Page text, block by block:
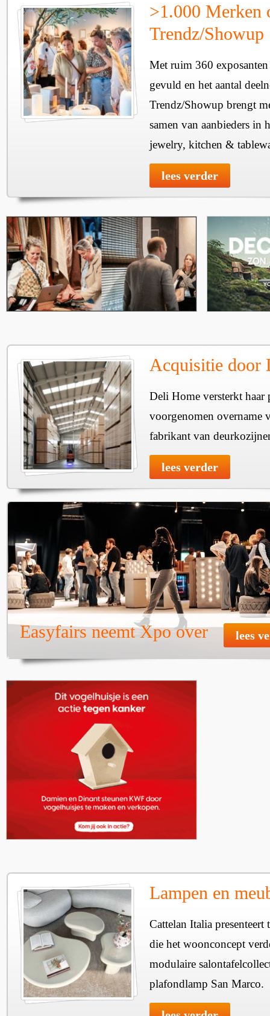
>1.000 Merken
Trendz/Showup
Met ruim 360
gevuld en het aantal
Trendz/Showup brengt
samen van aanbieders in
jewelry, kitchen &
lees verder
Acquisitie door
Deli Home versterkt haar
voorgenomen overname
fabrikant van
lees verder
Easyfairs neemt Xpo over lees
Lampen en
Cattelan Italia
die het woonconcept
modulaire
plafondlamp San Marco.